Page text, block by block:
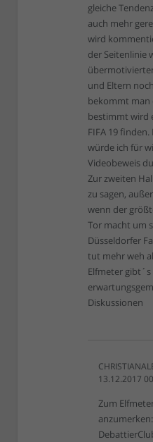
gleiche
auch mehr
wird
der Seitenlinie
und Eltern
bekommt man
bestimmt wird
FIFA 19
würde ich für
Videobeweis
Zur zweiten
zu sagen,
wenn der
Tor macht um
Düsseldorfer
tut mehr weh
Elfmeter
Diskussionen
13.12.2017
Zum